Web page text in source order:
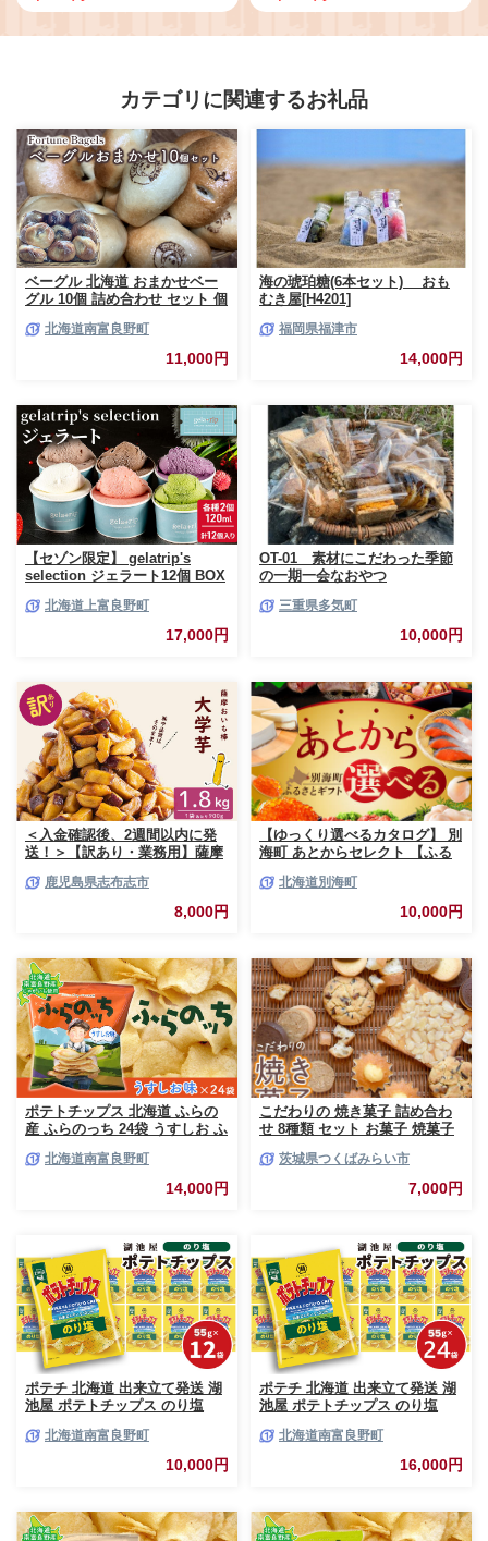
国産バター 有塩バター 乳製品 十
ーカリー 普段使い 国産 有塩 よつ
め ランキング 】 SKA025
ーグルト セミスィートヨーグルト
北海道 鹿追町 送料無料 】
カテゴリに関連するお礼品
ベーグル 北海道 おまかせベー
グル 10個 詰め合わせ セット 個
酵母 天然酵母パン ナッツ チョ
コ チーズ レーズン いちじく ベ
ーコン ソーセージ キャラメル
北海道南富良野町
11,000円
海の琥珀糖(6本セット) おも
むき屋[H4201]
福岡県福津市
14,000円
【セゾン限定】 gelatrip's
selection ジェラート12個 BOX
スクリーム ジェラート デザー
ト ギフト 贈呈 贈り物 ミルク
生乳 牛乳 お菓子 スイーツ 冷凍
北海道上富良野町
17,000円
OT-01 素材にこだわった季節
の一期一会なおやつ
三重県多気町
10,000円
＜入金確認後、2週間以内に発
送！＞【訳あり・業務用】薩摩
1.8kg(900g×2袋) p8-142-2w
鹿児島県志布志市
8,000円
【ゆっくり選べるカタログ】 別
海町 あとからセレクト 【ふる
とから選べる！ ギフト いくら
ほたて 海鮮 牛肉 ケーキ アイス
【BY0000010】（ 後から選べ
カタログギフト あとからカタロ
グ あとからカタログポイント
あとからカタログギフト ふるさ
と納税 ）
北海道別海町
10,000円
ポテトチップス 北海道 ふらの
産 ふらのっち 24袋 うすしお ふ
スナック スナック菓子 ポテト
チップ チップス ポテト 芋 菓子
お菓子 おやつ 箱 農協 ギフト
北海道南富良野町
14,000円
こだわりの 焼き菓子 詰め合わ
せ 8種類 セット お菓子 焼菓子
茨城県つくばみらい市
7,000円
ポテチ 北海道 出来立て発送 湖
池屋 ポテトチップス のり塩
じゃがいも スナック スナック
菓子 ポテトチップ チップス ポ
テト 芋 菓子 お菓子 おやつ 大
ヤ 富良野
北海道南富良野町
10,000円
ポテチ 北海道 出来立て発送 湖
池屋 ポテトチップス のり塩
じゃがいも スナック スナック
菓子 ポテトチップ チップス ポ
テト 芋 菓子 お菓子 おやつ 大
ヤ 富良野
北海道南富良野町
16,000円